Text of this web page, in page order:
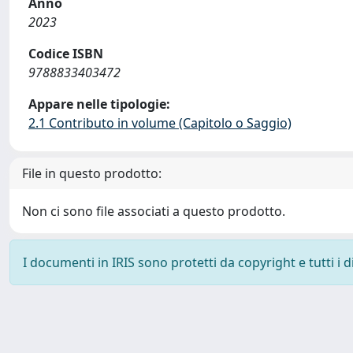
2023
Codice ISBN
9788833403472
Appare nelle tipologie:
2.1 Contributo in volume (Capitolo o Saggio)
File in questo prodotto:
Non ci sono file associati a questo prodotto.
I documenti in IRIS sono protetti da copyright e tutti i